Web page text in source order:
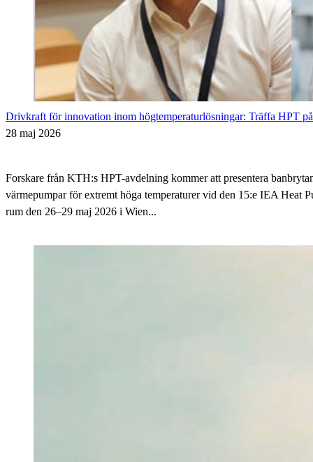
Drivkraft för innovation inom högtemperaturlösningar: Träffa HPT
28 maj 2026
Forskare från KTH:s HPT-avdelning kommer att presentera
värmepumpar för extremt höga temperaturer vid den 15:e IEA Heat
rum den 26–29 maj 2026 i Wien...